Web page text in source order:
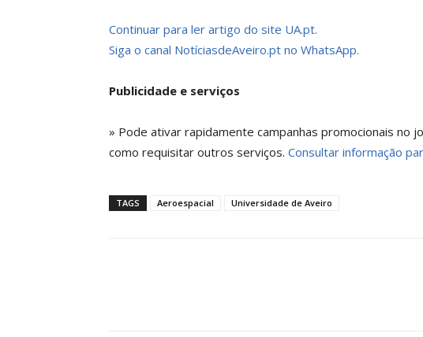
Continuar para ler artigo do site UA.pt.
Siga o canal NotíciasdeAveiro.pt no WhatsApp.
Publicidade e serviços
» Pode ativar rapidamente campanhas promocionais no
como requisitar outros serviços. Consultar informação
TAGS Aeroespacial Universidade de Aveiro